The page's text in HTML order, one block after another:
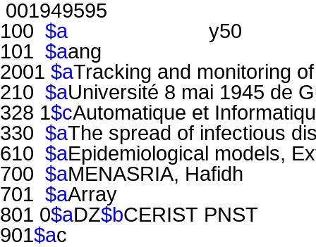
001949595
100 $ay50
101 $aang
2001 $aTracking and monitoring
210 $aUniversité 8 mai 1945 de
328 1$cAutomatique et
330 $aThe spread of infectious
610 $aEpidemiological models,
700 $aMENASRIA, Hafidh
701 $aArray
801 0$aDZ$bCERIST PNST
901$ac